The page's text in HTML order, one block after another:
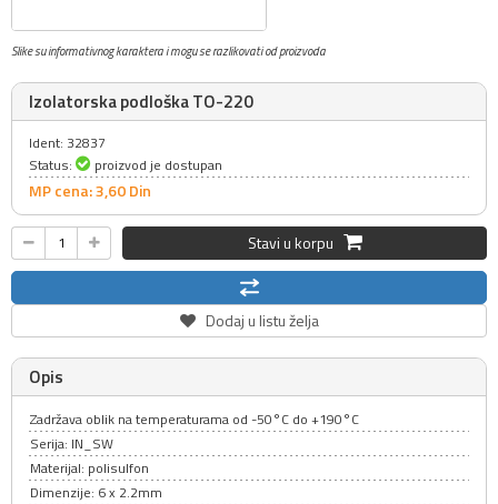
Slike su informativnog karaktera i mogu se razlikovati od proizvoda
Izolatorska podloška TO-220
Ident: 32837
Status:
proizvod je dostupan
MP cena: 3,60Din
Stavi u korpu
Dodaj u listu želja
Opis
Zadržava oblik na temperaturama od -50°C do +190°C
Serija: IN_SW
Materijal: polisulfon
Dimenzije: 6 x 2.2mm